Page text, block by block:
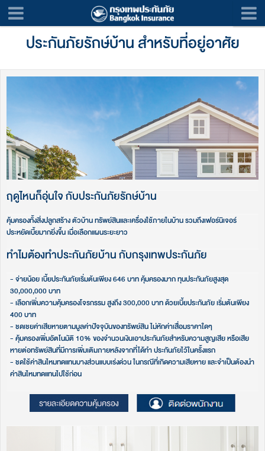
ประกันภัยรักษ์บ้าน สำหรับที่อยู่อาศัย
ฤดูไหนก็อุ่นใจ กับประกันภัยรักษ์บ้าน​
คุ้มครองทั้งสิ่งปลูกสร้าง ตัวบ้าน ทรัพย์สินและเครื่องใช้ภายในบ้าน รวมถึงเฟอร์นิเจอร์
ประหยัดเบี้ยมากยิ่งขึ้น เมื่อเลือกแผนระยะยาว
ทำไมต้องทำประกันภัยบ้าน กับกรุงเทพประกันภัย
- จ่ายน้อย เบี้ยประกันภัยเริ่มต้นเพียง 646 บาท คุ้มครองมาก ทุนประกันภัยสูงสุด
30,000,000 บาท​
- เลือกเพิ่มความคุ้มครองโจรกรรม สูงถึง 300,000 บาท ด้วยเบี้ยประกันภัย เริ่มต้นเพียง
400 บาท​
- ชดเชยค่าเสียหายตามมูลค่าปัจจุบันของทรัพย์สิน ไม่หักค่าเสื่อมราคาใดๆ​
- คุ้มครองเพิ่มอัตโนมัติ 10% ของจำนวนเงินเอาประกันภัยสำหรับความสูญเสีย หรือเสีย
หายต่อทรัพย์สินที่มีการเพิ่มเติมภายหลังจากที่ได้ทำ ประกันภัยไว้ในครั้งแรก​
- ชดใช้ค่าสินไหมทดแทนบางส่วนแบบเร่งด่วน ในกรณีที่เกิดความเสียหาย และจำเป็นต้องนำ
ค่าสินไหมทดแทนไปใช้ก่อน​